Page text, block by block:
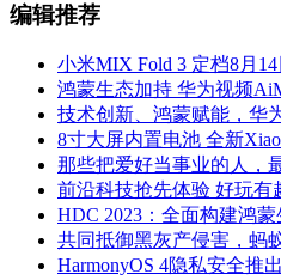
编辑推荐
小米MIX Fold 3 定档8月
鸿蒙生态加持 华为视频
技术创新、鸿蒙赋能，华
8寸大屏内置电池 全新
那些把爱好当事业的人，
前沿科技抢先体验 好玩
HDC 2023：全面构建鸿
共同抵御黑灰产侵害，蚂
HarmonyOS 4隐私安全推